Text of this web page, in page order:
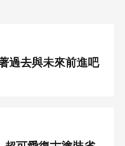
過去與未來前進吧